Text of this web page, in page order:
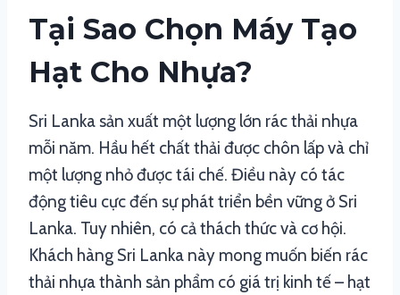
Tại Sao Chọn Máy Tạo
Hạt Cho Nhựa?
Sri Lanka sản xuất một lượng lớn rác thải nhựa
mỗi năm. Hầu hết chất thải được chôn lấp và chỉ
một lượng nhỏ được tái chế. Điều này có tác
động tiêu cực đến sự phát triển bền vững ở Sri
Lanka. Tuy nhiên, có cả thách thức và cơ hội.
Khách hàng Sri Lanka này mong muốn biến rác
thải nhựa thành sản phẩm có giá trị kinh tế – hạt